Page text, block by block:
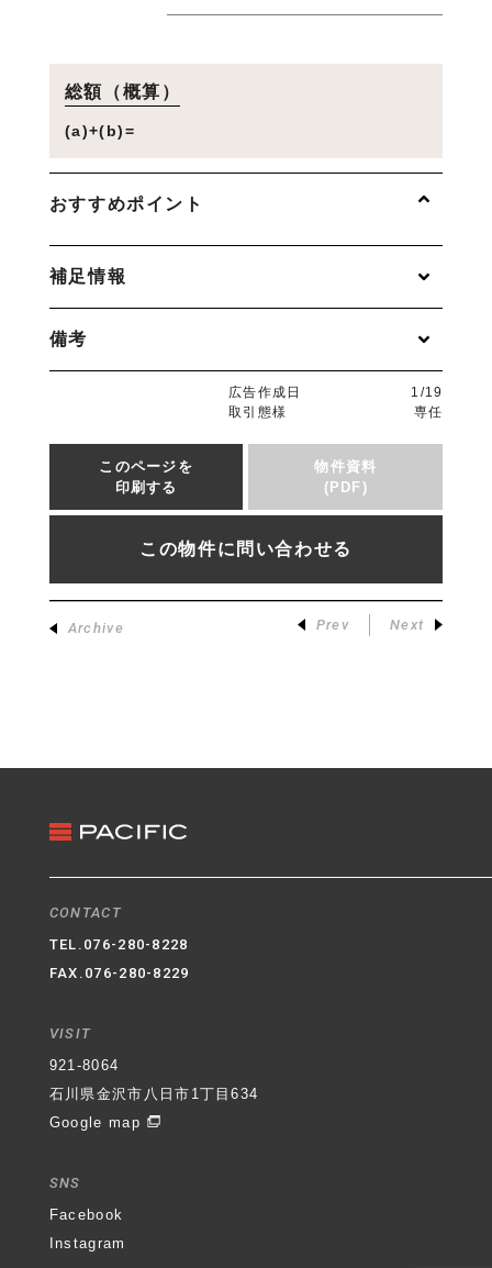
総額（概算）
(a)+(b)=
おすすめポイント
補足情報
備考
広告作成日
1/19
取引態様
専任
このページを
印刷する
物件資料
(PDF)
この物件に問い合わせる
Archive Prev Next
CONTACT
TEL. 076-280-8228
FAX.076-280-8229
VISIT
921-8064
石川県金沢市八日市1丁目634
Google map
SNS
Facebook
Instagram